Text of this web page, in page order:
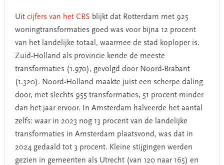
Uit cijfers van het CBS blijkt dat Rotterdam met 925
woningtransformaties goed was voor bijna 12 procent
van het landelijke totaal, waarmee de stad koploper is.
Zuid-Holland als provincie kende de meeste
transformaties (1.970), gevolgd door Noord-Brabant
(1.320). Noord-Holland maakte juist een scherpe daling
door, met slechts 955 transformaties, 51 procent minder
dan het jaar ervoor. In Amsterdam halveerde het aantal
zelfs: waar in 2023 nog 13 procent van de landelijke
transformaties in Amsterdam plaatsvond, was dat in
2024 gedaald tot 3 procent. Kleine stijgingen werden
gezien in gemeenten als Utrecht (van 120 naar 165) en